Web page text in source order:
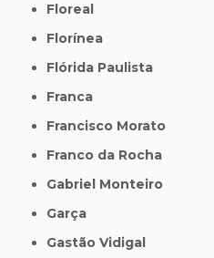
Floreal
Florínea
Flórida Paulista
Franca
Francisco Morato
Franco da Rocha
Gabriel Monteiro
Garça
Gastão Vidigal